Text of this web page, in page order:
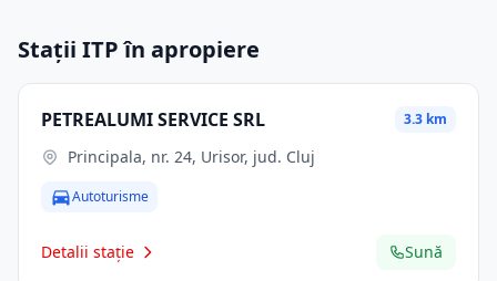
Stații ITP în apropiere
PETREALUMI SERVICE SRL 3.3 km
Principala, nr. 24, Urisor, jud. Cluj
Autoturisme
Detalii stație Sună